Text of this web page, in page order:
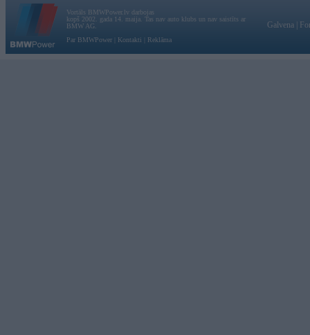
Vortāls BMWPower.lv darbojas
kopš 2002. gada 14. maija. Tas nav auto klubs un nav saistīts ar
BMW AG.
Par BMWPower
Kontakti Reklāma
Galvena